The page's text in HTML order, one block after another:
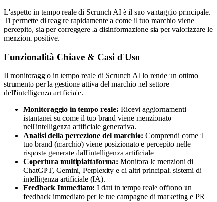
L'aspetto in tempo reale di Scrunch AI è il suo vantaggio principale.
Ti permette di reagire rapidamente a come il tuo marchio viene
percepito, sia per correggere la disinformazione sia per valorizzare le
menzioni positive.
Funzionalità Chiave & Casi d'Uso
Il monitoraggio in tempo reale di Scrunch AI lo rende un ottimo
strumento per la gestione attiva del marchio nel settore
dell'intelligenza artificiale.
Monitoraggio in tempo reale: Ricevi aggiornamenti
istantanei su come il tuo brand viene menzionato
nell'intelligenza artificiale generativa.
Analisi della percezione del marchio: Comprendi come il
tuo brand (marchio) viene posizionato e percepito nelle
risposte generate dall'intelligenza artificiale.
Copertura multipiattaforma: Monitora le menzioni di
ChatGPT, Gemini, Perplexity e di altri principali sistemi di
intelligenza artificiale (IA).
Feedback Immediato: I dati in tempo reale offrono un
feedback immediato per le tue campagne di marketing e PR